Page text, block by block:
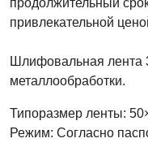
привлекательной
Шлифовальная лента
металлообработки.
Типоразмер ленты:
Режим: Согласно